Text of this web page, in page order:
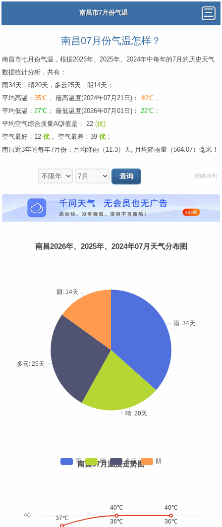
南昌市7月份气温
南昌07月份气温怎样？
南昌市七月份气温，根据2026年、2025年、2024年中每年的7月的历史天气
数据统计分析，共有：
雨34天，晴20天，多云25天，阴14天；
平均高温： 35℃， 最高温度(2024年07月21日)： 40℃，
平均低温： 27℃； 最低温度(2026年07月01日)： 22℃；
平均空气综合质量AQI值是： 22 (优)
空气最好：12 优 ， 空气最差：39 优 ；
南昌近3年的每年7月份：月均降雨（11.3）天, 月均降雨量（564.07）毫米！
[切换城市]
南昌2026年、2025年、2024年07月天气分布图
南昌07月温度走势图